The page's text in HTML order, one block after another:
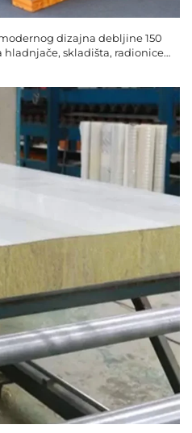
dizajna debljine 150
skladišta, radionice,